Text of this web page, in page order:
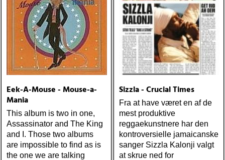
WILLIE NELSON; bob
cheevers : tall texas tales
(inbred) ÅRETS PLATTA,
ALLA KATEGORIER, HELT
ENKELT: citizen k : meet
citizen k (paraply) ÅRETS
MANLIGA RÖST: clarence
(hyena) ÅRETS GILLIAN
WELCH: dave rawlings
machine : a friend of a
friend (acony) ÅRETS
MEST UNDANGÖMDA:
david mead : almost &
always (david mead)
Eek-A-Mouse - Mouse-a-
Mania
This album is two in one,
Assassinator and The King
and I. Those two albums
are impossible to find as is
the one we are talking
Sizzla - Crucial Times
Fra at have været en af de
mest produktive
reggaekunstnere har den
kontroversielle jamaicanske
sanger Sizzla Kalonji valgt
at skrue ned for